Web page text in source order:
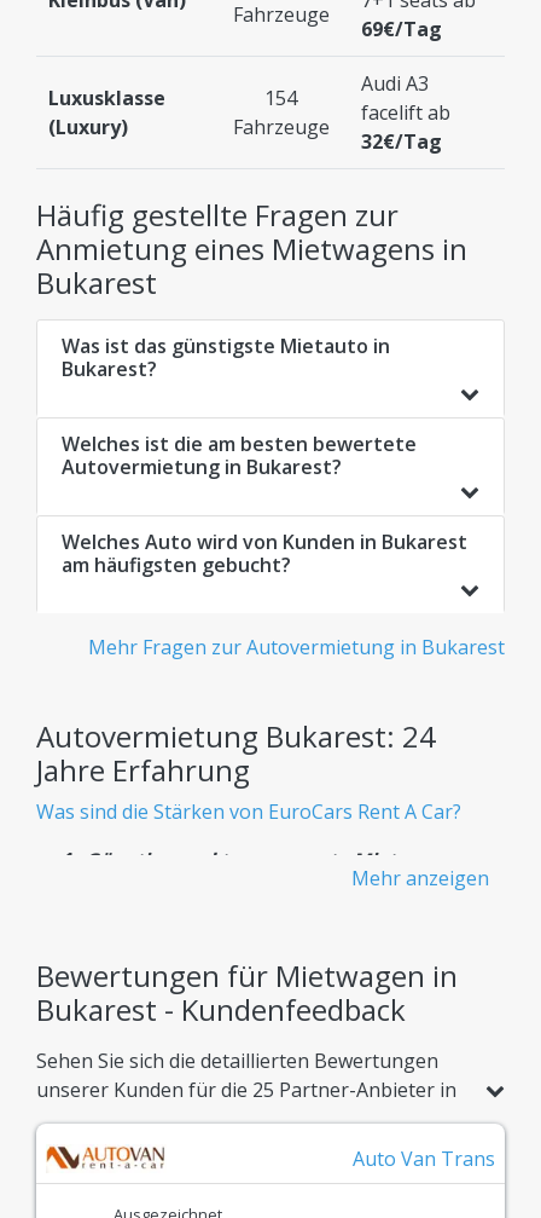
Fahrzeuge
69€/Tag
Luxusklasse
(Luxury)
154
Fahrzeuge
Audi A3
facelift ab
32€/Tag
Häufig gestellte Fragen zur
Anmietung eines Mietwagens in
Bukarest
Was ist das günstigste Mietauto in
Bukarest?
Welches ist die am besten bewertete
Autovermietung in Bukarest?
Welches Auto wird von Kunden in Bukarest
am häufigsten gebucht?
Mehr Fragen zur Autovermietung in Bukarest
Autovermietung Bukarest: 24
Jahre Erfahrung
Was sind die Stärken von EuroCars Rent A Car?
Günstige und transparente Mietwagen -
Keine versteckten Gebühren
– ohne versteckte Kosten.
Riesige Flotte
Über 900 verfügbare Mietwagenmodelle, perfekt
angepasst an jeden Reisebedarf.
Bestätigtes Vertrauen
Echtes Bewertungssystem, damit Sie die beste
Mehr anzeigen
Bewertungen für Mietwagen in
Bukarest - Kundenfeedback
Sehen Sie sich die detaillierten Bewertungen
unserer Kunden für die 25 Partner-Anbieter in
Bukarest an. Vergleichen Sie die Ergebnisse aus
1512 echten Kundenbewertungen und buchen
Sie Ihr Fahrzeug mit absolutem Vertrauen.
Auto Van Trans